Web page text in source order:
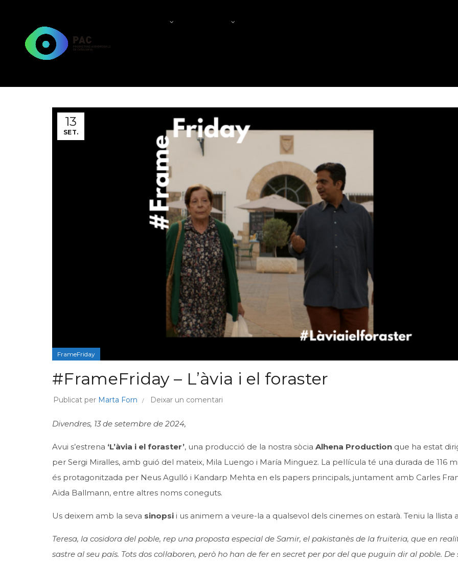
13
SET.
FrameFriday
#FrameFriday – L’àvia i el foraster
Publicat per Marta Forn Deixar un comentari
Divendres, 13 de setembre de 2024,
Avui s’estrena ‘L’àvia i el foraster’, una producció de la nostra sòcia Alhena Production que ha estat
per Sergi Miralles, amb guió del mateix, Mila Luengo i María Minguez. La pel·lícula té una durada de 116
és protagonitzada per Neus Agulló i Kandarp Mehta en els papers principals, juntament amb Carles
Aïda Ballmann, entre altres noms coneguts.
Us deixem amb la seva sinopsi i us animem a veure-la a qualsevol dels cinemes on estarà. Teniu la llista
Teresa, la cosidora del poble, rep una proposta especial de Samir, el pakistanès de la fruiteria, que en
sastre al seu país. Tots dos col·laboren, però ho han de fer en secret per por del que puguin dir al poble. De